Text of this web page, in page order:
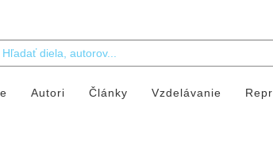
Autori Články Vzdelávanie